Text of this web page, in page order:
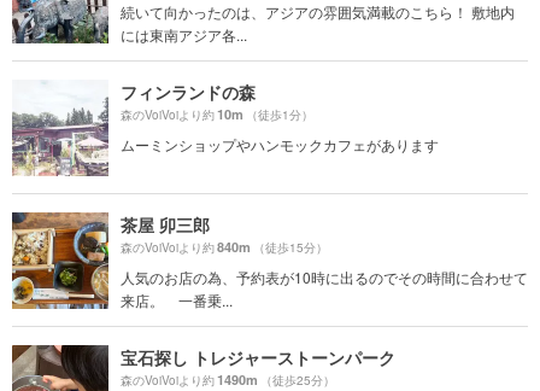
続いて向かったのは、アジアの雰囲気満載のこちら！ 敷地内
には東南アジア各...
フィンランドの森
森のVoiVoiより約10m （徒歩1分）
ムーミンショップやハンモックカフェがあります
茶屋 卯三郎
森のVoiVoiより約840m （徒歩15分）
人気のお店の為、予約表が10時に出るのでその時間に合わせて
来店。 一番乗...
宝石探し トレジャーストーンパーク
森のVoiVoiより約1490m （徒歩25分）